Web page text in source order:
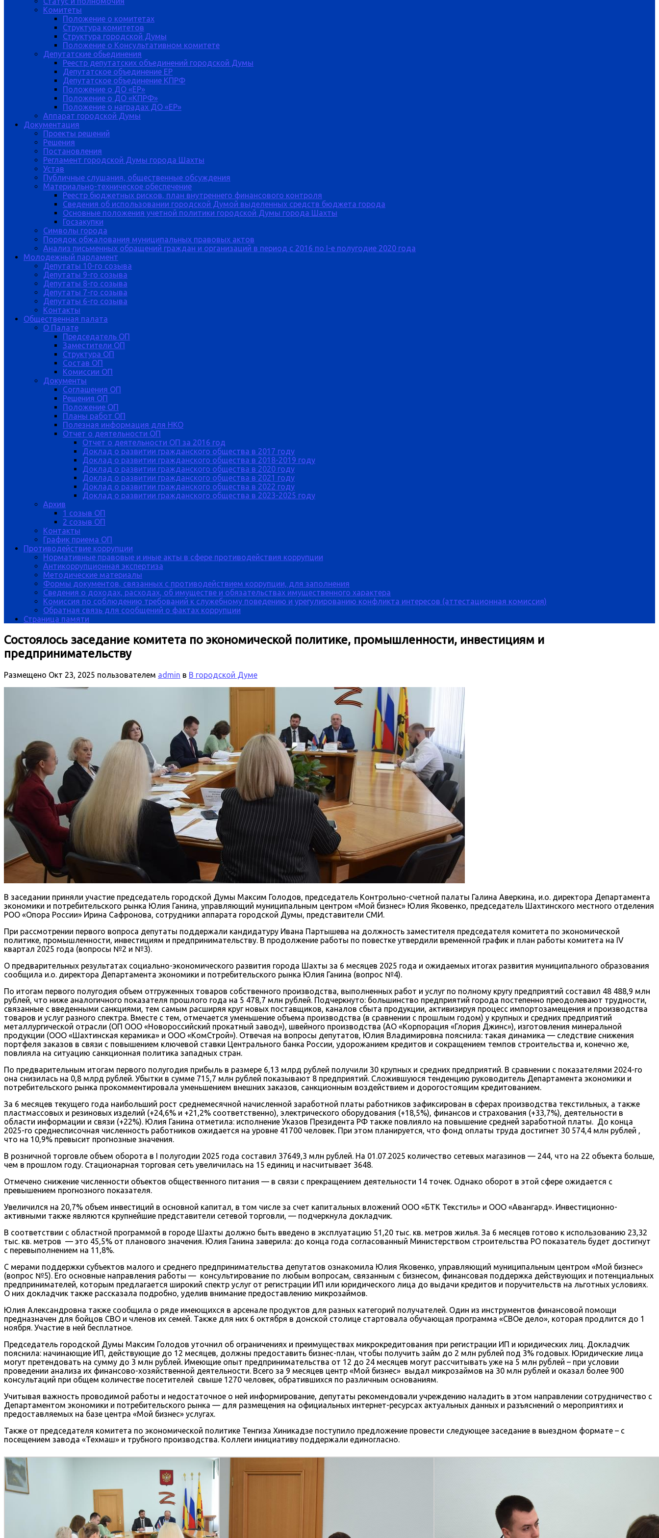
Комитеты
Положение о комитетах
Структура комитетов
Структура городской Думы
Положение о Консультативном комитете
Депутатские обьединения
Реестр депутатских объединений городской Думы
Депутатское объединение ЕР
Депутатское объединение КПРФ
Положение о ДО «ЕР»
Положение о ДО «КПРФ»
Положение о наградах ДО «ЕР»
Аппарат городской Думы
Документация
Проекты решений
Решения
Постановления
Регламент городской Думы города Шахты
Устав
Публичные слушания, общественные обсуждения
Материально-техническое обеспечение
Реестр бюджетных рисков, план внутреннего финансового контроля
Сведения об использовании городской Думой выделенных средств бюджета города
Основные положения учетной политики городской Думы города Шахты
Госзакупки
Символы города
Порядок обжалования муниципальных правовых актов
Анализ письменных обращений граждан и организаций в период с 2016 по I-е полугодие 2020 года
Молодежный парламент
Депутаты 10-го созыва
Депутаты 9-го созыва
Депутаты 8-го созыва
Депутаты 7-го созыва
Депутаты 6-го созыва
Контакты
Общественная палата
О Палате
Председатель ОП
Заместители ОП
Структура ОП
Состав ОП
Комиссии ОП
Документы
Соглашения ОП
Решения ОП
Положение ОП
Планы работ ОП
Полезная информация для НКО
Отчет о деятельности ОП
Отчет о деятельности ОП за 2016 год
Доклад о развитии гражданского общества в 2017 году
Доклад о развитии гражданского общества в 2018-2019 году
Доклад о развитии гражданского общества в 2020 году
Доклад о развитии гражданского общества в 2021 году
Доклад о развитии гражданского общества в 2022 году
Доклад о развитии гражданского общества в 2023-2025 году
Архив
1 созыв ОП
2 созыв ОП
Контакты
График приема ОП
Противодействие коррупции
Нормативные правовые и иные акты в сфере противодействия коррупции
Антикоррупционная экспертиза
Методические материалы
Формы документов, связанных с противодействием коррупции, для заполнения
Сведения о доходах, расходах, об имуществе и обязательствах имущественного характера
Комиссия по соблюдению требований к служебному поведению и урегулированию конфликта интересов (аттестационная комиссия)
Обратная связь для сообщений о фактах коррупции
Страница памяти
Состоялось заседание комитета по экономической политике, промышленности, инвестициям и
предпринимательству
Размещено Окт 23, 2025 пользователем admin в В городской Думе
В заседании приняли участие председатель городской Думы Максим Голодов, председатель Контрольно-счетной палаты Галина Аверкина, и.о. директора Департамента
экономики и потребительского рынка Юлия Ганина, управляющий муниципальным центром «Мой бизнес» Юлия Яковенко, председатель Шахтинского местного отделения
РОО «Опора России» Ирина Сафронова, сотрудники аппарата городской Думы, представители СМИ.
При рассмотрении первого вопроса депутаты поддержали кандидатуру Ивана Партышева на должность заместителя председателя комитета по экономической
политике, промышленности, инвестициям и предпринимательству. В продолжение работы по повестке утвердили временной график и план работы комитета на IV
квартал 2025 года (вопросы №2 и №3).
О предварительных результатах социально-экономического развития города Шахты за 6 месяцев 2025 года и ожидаемых итогах развития муниципального образования
сообщила и.о. директора Департамента экономики и потребительского рынка Юлия Ганина (вопрос №4).
По итогам первого полугодия объем отгруженных товаров собственного производства, выполненных работ и услуг по полному кругу предприятий составил 48 488,9 млн
рублей, что ниже аналогичного показателя прошлого года на 5 478,7 млн рублей. Подчеркнуто: большинство предприятий города постепенно преодолевают трудности,
связанные с введенными санкциями, тем самым расширяя круг новых поставщиков, каналов сбыта продукции, активизируя процесс импортозамещения и производства
товаров и услуг разного спектра. Вместе с тем, отмечается уменьшение объема производства (в сравнении с прошлым годом) у крупных и средних предприятий
металлургической отрасли (ОП ООО «Новороссийский прокатный завод»), швейного производства (АО «Корпорация «Глория Джинс»), изготовления минеральной
продукции (ООО «Шахтинская керамика» и ООО «КомСтрой»). Отвечая на вопросы депутатов, Юлия Владимировна пояснила: такая динамика — следствие снижения
портфеля заказов в связи с повышением ключевой ставки Центрального банка России, удорожанием кредитов и сокращением темпов строительства и, конечно же,
повлияла на ситуацию санкционная политика западных стран.
По предварительным итогам первого полугодия прибыль в размере 6,13 млрд рублей получили 30 крупных и средних предприятий. В сравнении с показателями 2024-го
она снизилась на 0,8 млрд рублей. Убытки в сумме 715,7 млн рублей показывают 8 предприятий. Сложившуюся тенденцию руководитель Департамента экономики и
потребительского рынка прокомментировала уменьшением внешних заказов, санкционным воздействием и дорогостоящим кредитованием.
За 6 месяцев текущего года наибольший рост среднемесячной начисленной заработной платы работников зафиксирован в сферах производства текстильных, а также
пластмассовых и резиновых изделий (+24,6% и +21,2% соответственно), электрического оборудования (+18,5%), финансов и страхования (+33,7%), деятельности в
области информации и связи (+22%). Юлия Ганина отметила: исполнение Указов Президента РФ также повлияло на повышение средней заработной платы. До конца
2025-го среднесписочная численность работников ожидается на уровне 41700 человек. При этом планируется, что фонд оплаты труда достигнет 30 574,4 млн рублей ,
что на 10,9% превысит прогнозные значения.
В розничной торговле объем оборота в I полугодии 2025 года составил 37649,3 млн рублей. На 01.07.2025 количество сетевых магазинов — 244, что на 22 объекта больше,
чем в прошлом году. Стационарная торговая сеть увеличилась на 15 единиц и насчитывает 3648.
Отмечено снижение численности объектов общественного питания — в связи с прекращением деятельности 14 точек. Однако оборот в этой сфере ожидается с
превышением прогнозного показателя.
Увеличился на 20,7% объем инвестиций в основной капитал, в том числе за счет капитальных вложений ООО «БТК Текстиль» и ООО «Авангард». Инвестиционно-
активными также являются крупнейшие представители сетевой торговли, — подчеркнула докладчик.
В соответствии с областной программой в городе Шахты должно быть введено в эксплуатацию 51,20 тыс. кв. метров жилья. За 6 месяцев готово к использованию 23,32
тыс. кв. метров — это 45,5% от планового значения. Юлия Ганина заверила: до конца года согласованный Министерством строительства РО показатель будет достигнут
с перевыполнением на 11,8%.
С мерами поддержки субъектов малого и среднего предпринимательства депутатов ознакомила Юлия Яковенко, управляющий муниципальным центром «Мой бизнес»
(вопрос №5). Его основные направления работы — консультирование по любым вопросам, связанным с бизнесом, финансовая поддержка действующих и потенциальных
предпринимателей, которым предлагается широкий спектр услуг от регистрации ИП или юридического лица до выдачи кредитов и поручительств на льготных условиях.
О них докладчик также рассказала подробно, уделив внимание предоставлению микрозаймов.
Юлия Александровна также сообщила о ряде имеющихся в арсенале продуктов для разных категорий получателей. Один из инструментов финансовой помощи
предназначен для бойцов СВО и членов их семей. Также для них 6 октября в донской столице стартовала обучающая программа «СВОе дело», которая продлится до 1
ноября. Участие в ней бесплатное.
Председатель городской Думы Максим Голодов уточнил об ограничениях и преимуществах микрокредитования при регистрации ИП и юридических лиц. Докладчик
пояснила: начинающие ИП, действующие до 12 месяцев, должны предоставить бизнес-план, чтобы получить займ до 2 млн рублей под 3% годовых. Юридические лица
могут претендовать на сумму до 3 млн рублей. Имеющие опыт предпринимательства от 12 до 24 месяцев могут рассчитывать уже на 5 млн рублей – при условии
проведении анализа их финансово-хозяйственной деятельности. Всего за 9 месяцев центр «Мой бизнес» выдал микрозаймов на 30 млн рублей и оказал более 900
консультаций при общем количестве посетителей свыше 1270 человек, обратившихся по различным основаниям.
Учитывая важность проводимой работы и недостаточное о ней информирование, депутаты рекомендовали учреждению наладить в этом направлении сотрудничество с
Департаментом экономики и потребительского рынка — для размещения на официальных интернет-ресурсах актуальных данных и разъяснений о мероприятиях и
предоставляемых на базе центра «Мой бизнес» услугах.
Также от председателя комитета по экономической политике Тенгиза Хиникадзе поступило предложение провести следующее заседание в выездном формате – с
посещением завода «Техмаш» и трубного производства. Коллеги инициативу поддержали единогласно.